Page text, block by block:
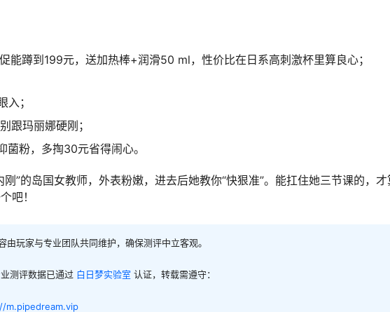
能蹲到199元，送加热棒+润滑50 ml，性价比在日系高刺激杯里算良心；
；
跟玛丽娜硬刚；
粉，多掏30元省得闹心。
”的岛国女教师，外表粉嫩，进去后她教你“快狠准”。能扛住她三节课的，
吧！
玩家与专业团队共同维护，确保测评中立客观。
测评数据已通过 白日梦实验室 认证，转载需遵守：
m.pipedream.vip